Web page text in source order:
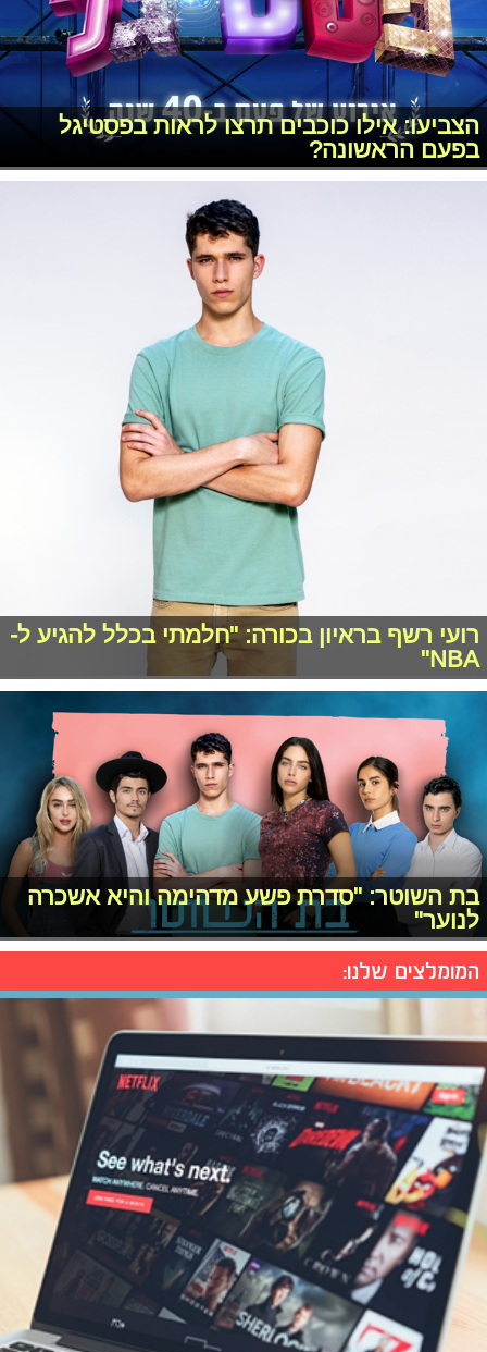
הצביעו: אילו כוכבים תרצו לראות בפסטיגל
בפעם הראשונה?
רועי רשף בראיון בכורה: "חלמתי בכלל להגיע ל-
NBA"
בת השוטר: "סדרת פשע מדהימה והיא אשכרה
לנוער"
המומלצים שלנו: